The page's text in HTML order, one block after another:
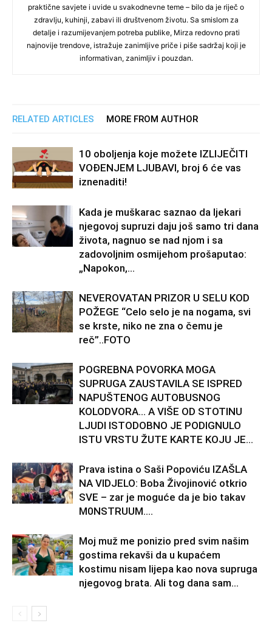
praktične savjete i uvide u svakodnevne teme – bilo da je riječ o
zdravlju, kuhinji, zabavi ili društvenom životu. Sa smislom za
detalje i razumijevanjem potreba publike, Mirza redovno prati
najnovije trendove, istražuje zanimljive priče i piše sadržaj koji je
informativan, zanimljiv i pouzdan.
RELATED ARTICLES MORE FROM AUTHOR
10 oboljenja koje možete IZLIJEČITI
VOĐENJEM LJUBAVI, broj 6 će vas
iznenaditi!
Kada je muškarac saznao da ljekari
njegovoj supruzi daju još samo tri dana
života, nagnuo se nad njom i sa
zadovoljnim osmijehom prošaputao:
„Napokon,...
NEVEROVATAN PRIZOR U SELU KOD
POŽEGE “Celo selo je na nogama, svi
se krste, niko ne zna o čemu je
reč”..FOTO
POGREBNA POVORKA MOGA
SUPRUGA ZAUSTAVILA SE ISPRED
NAPUŠTENOG AUTOBUSNOG
KOLODVORA… A VIŠE OD STOTINU
LJUDI ISTODOBNO JE PODIGNULO
ISTU VRSTU ŽUTE KARTE KOJU JE...
Prava istina o Saši Popoviću IZAŠLA
NA VIDJELO: Boba Živojinović otkrio
SVE – zar je moguće da je bio takav
M0NSTRUUM….
Moj muž me ponizio pred svim našim
gostima rekavši da u kupaćem
kostimu nisam lijepa kao nova supruga
njegovog brata. Ali tog dana sam...